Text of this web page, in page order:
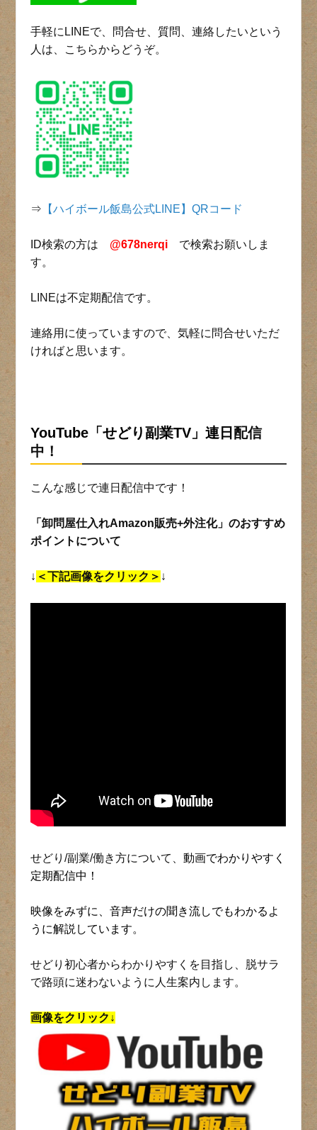
手軽にLINEで、問合せ、質問、連絡したいという
人は、こちらからどうぞ。
⇒ 【ハイボール飯島公式LINE】QRコード
ID検索の方は @678nerqi
で検索お願いしま
す。
LINEは不定期配信です。
連絡用に使っていますので、気軽に問合せいただ
ければと思います。
YouTube「せどり副業TV」連日 配信
中！
こんな感じで連日配信中です！
「卸問屋仕入れAmazon販売+外注化」のおすすめ
ポイントについて
↓ ＜下記画像をクリック＞ ↓
せどり/副業/働き方について、動画でわかりやすく
定期配信中！
映像をみずに、音声だけの聞き流しでもわかるよ
うに解説しています。
せどり初心者からわかりやすくを目指し、脱サラ
で路頭に迷わないように人生案内します。
画像をクリック↓